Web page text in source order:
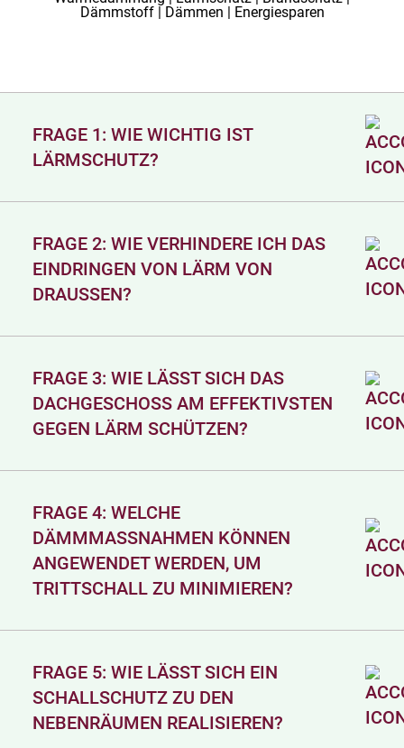
FRAGE 1: WIE WICHTIG IST
LÄRMSCHUTZ?
FRAGE 2: WIE VERHINDERE ICH DAS
EINDRINGEN VON LÄRM VON
DRAUSSEN?
FRAGE 3: WIE LÄSST SICH DAS
DACHGESCHOSS AM EFFEKTIVSTEN
GEGEN LÄRM SCHÜTZEN?
FRAGE 4: WELCHE
DÄMMMASSNAHMEN KÖNNEN A
NGEWENDET WERDEN, UM T
RITTSCHALL ZU MINIMIEREN?
FRAGE 5: WIE LÄSST SICH EIN
SCHALLSCHUTZ ZU DEN
NEBENRÄUMEN REALISIEREN?